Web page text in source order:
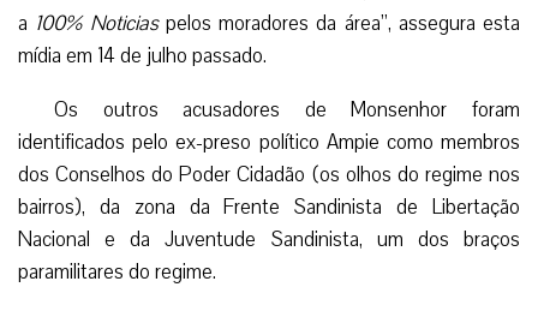
a 100% Noticiaspelos moradores da área”, assegura esta
mídia em 14 de julho passado.
Os outros acusadores de Monsenhor foram
identificados pelo ex-preso político Ampie como membros
dos Conselhos do Poder Cidadão (os olhos do regime nos
bairros), da zona da Frente Sandinista de Libertação
Nacional e da Juventude Sandinista, um dos braços
paramilitares do regime.